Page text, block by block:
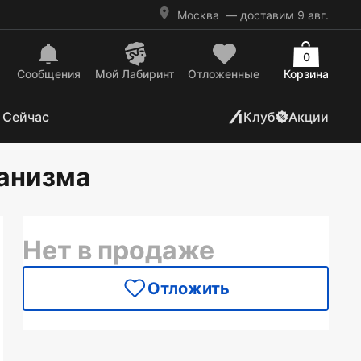
Москва — доставим 9 авг.
Сообщения Mой Лабиринт Отложенные Корзина
0
Клуб Акции
Нет в продаже
Отложить